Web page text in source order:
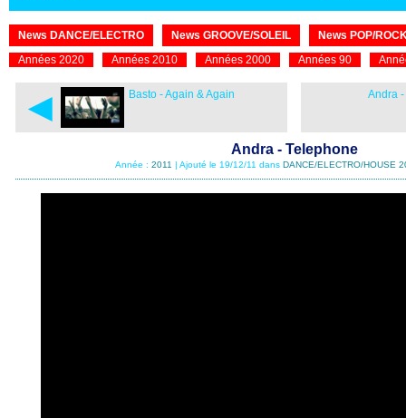
News DANCE/ELECTRO News GROOVE/SOLEIL
News POP/
Années 2020
Années 2010 Années 2000 Années 90
◄ Basto - Again & Again Andra
Andra - Telephone
Année : 2011 | Ajouté le 19/12/11 dans DANCE/ELECTRO/HOUSE